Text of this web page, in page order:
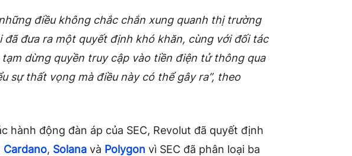
điều không chắc chắn xung quanh thị trường
đưa ra một quyết định khó khăn, cùng với đối tác
dừng quyền truy cập vào tiền điện tử thông qua
sự thất vọng mà điều này có thể gây ra”, theo
hành động đàn áp của SEC, Revolut đã quyết định
Cardano, Solana và Polygon vì SEC đã phân loại ba